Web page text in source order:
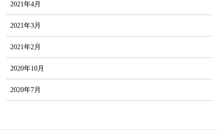
2021年4月
2021年3月
2021年2月
2020年10月
2020年7月